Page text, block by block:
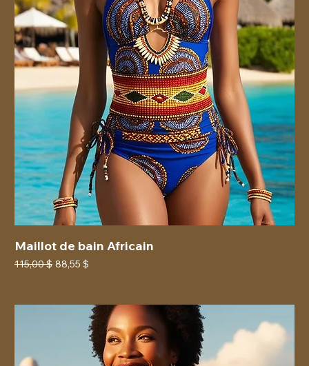
Maillot de bain Africain
Prix original
115,00 $ Prix promotionnel
88,55 $